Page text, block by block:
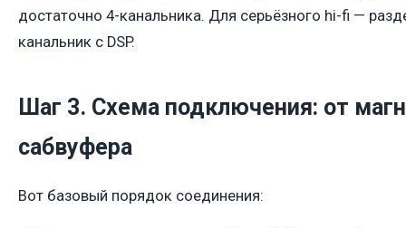
достаточно 4-канальника. Для серьёзного hi-fi —
канальник с DSP.
Шаг 3. Схема подключения: от
сабвуфера
Вот базовый порядок соединения: